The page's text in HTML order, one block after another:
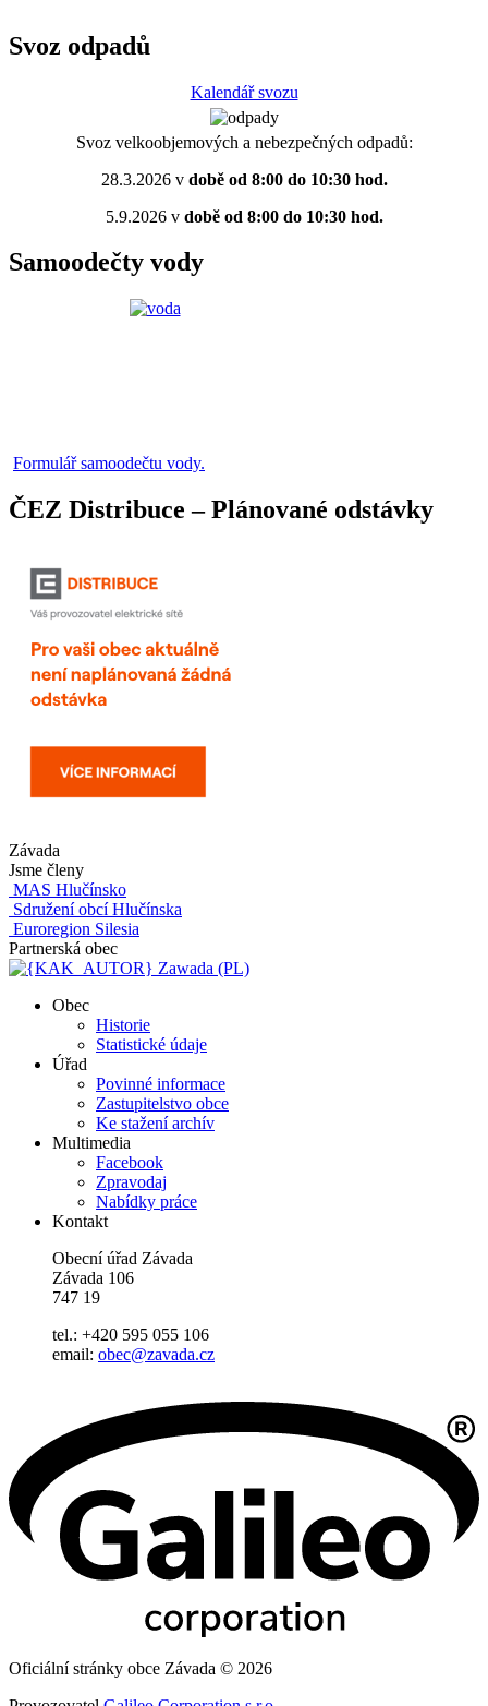
Svoz odpadů
Kalendář svozu
Svoz velkoobjemových a nebezpečných odpadů:
28.3.2026 vdobě od 8:00 do 10:30 hod.
5.9.2026 vdobě od 8:00 do 10:30 hod.
Samoodečty vody
Formulář samoodečtu vody.
ČEZ Distribuce – Plánované odstávky
Závada
Jsme členy
MAS Hlučínsko
Sdružení obcí Hlučínska
Euroregion Silesia
Partnerská obec
Zawada (PL)
Obec
Historie
Statistické údaje
Úřad
Povinné informace
Zastupitelstvo obce
Ke stažení archív
Multimedia
Facebook
Zpravodaj
Nabídky práce
Kontakt
Obecní úřad Závada
Závada 106
747 19
tel.: +420 595 055 106
email: obec@zavada.cz
Oficiální stránky obce Závada © 2026